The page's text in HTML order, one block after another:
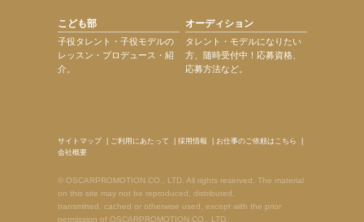
こども部
子役タレント・子役モデルの
レッスン・プロデュース・紹
介。
オーディション
タレント・モデルになりたい
方、随時受付中！応募資格、
応募方法など。
サイトマップ| ご利用にあたって 採用情報 お仕事のご依頼はこちら
会社概要
© OSCARPROMOTION CO., LTD. All rights reserved. The material
on this site may not be reproduced, distributed,
transmitted, cached or otherwise used, except with the prior
permission of OSCARPROMOTION CO., LTD.